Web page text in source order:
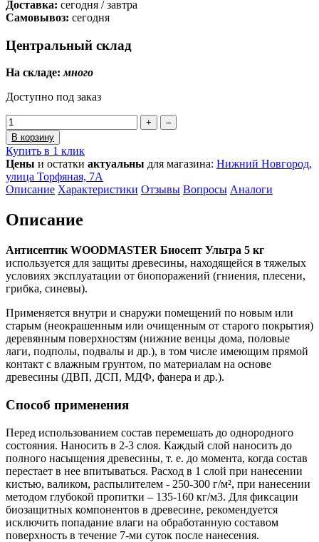
Доставка: сегодня / завтра
Самовывоз: сегодня
Центральный склад
На складе:много
Доступно под заказ
+
–
В корзину
Купить в 1 клик
Цены и остатки актуальны для магазина: Нижний Новгород,
улица Торфяная, 7А
Описание Характеристики Отзывы Вопросы Аналоги
Описание
Антисептик WOODMASTER Биосепт Ультра 5 кг
используется для защиты древесины, находящейся в тяжелых
условиях эксплуатации от биопоражений (гниения, плесени,
грибка, синевы).
Применяется внутри и снаружи помещений по новым или
старым (неокрашенным или очищенным от старого покрытия)
деревянным поверхностям (нижние венцы дома, половые
лаги, подполы, подвалы и др.), в том числе имеющим прямой
контакт с влажным грунтом, по материалам на основе
древесины (ДВП, ДСП, МДФ, фанера и др.).
Способ применения
Перед использованием состав перемешать до однородного
состояния. Наносить в 2-3 слоя. Каждый слой наносить до
полного насыщения древесины, т. е. до момента, когда состав
перестает в нее впитываться. Расход в 1 слой при нанесении
кистью, валиком, распылителем - 250-300 г/м², при нанесении
методом глубокой пропитки – 135-160 кг/м3. Для фиксации
биозащитных компонентов в древесине, рекомендуется
исключить попадание влаги на обработанную составом
поверхность в течение 7-ми суток после нанесения.